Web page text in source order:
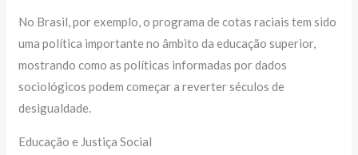
No Brasil, por exemplo, o programa de cotas raciais tem sido
uma política importante no âmbito da educação superior,
mostrando como as políticas informadas por dados
sociológicos podem começar a reverter séculos de
desigualdade.
Educação e Justiça Social